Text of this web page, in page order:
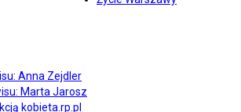
Anna Zejdler
Marta Jarosz
kobieta.rp.pl